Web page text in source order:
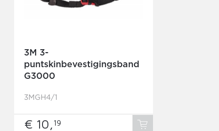
3M 3-
puntskinbevestigingsband
G3000
3MGH4/1
€ 10,19